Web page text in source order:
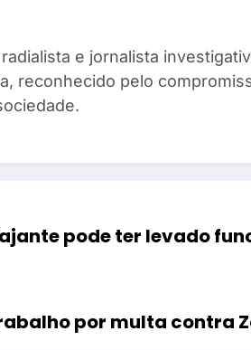
e jornalista
reconhecido pelo
pode ter levado
por multa contra